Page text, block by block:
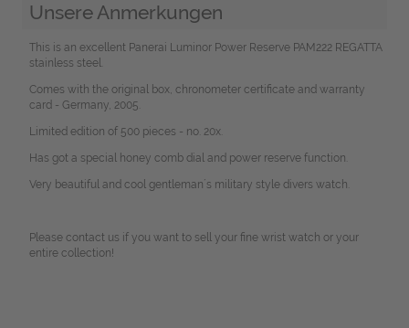
Unsere Anmerkungen
This is an excellent Panerai Luminor Power Reserve PAM222 REGATTA
stainless steel.
Comes with the original box, chronometer certificate and warranty
card - Germany, 2005.
Limited edition of 500 pieces - no. 20x.
Has got a special honey comb dial and power reserve function.
Very beautiful and cool gentleman´s military style divers watch.
Please contact us if you want to sell your fine wrist watch or your
entire collection!